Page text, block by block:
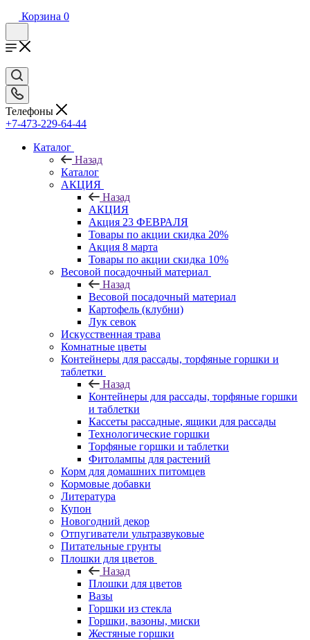
Корзина 0
Телефоны
+7-473-229-64-44
Каталог
Назад
Каталог
АКЦИЯ
Назад
АКЦИЯ
Акция 23 ФЕВРАЛЯ
Товары по акции скидка 20%
Акция 8 марта
Товары по акции скидка 10%
Весовой посадочный материал
Назад
Весовой посадочный материал
Картофель (клубни)
Лук севок
Искусственная трава
Комнатные цветы
Контейнеры для рассады, торфяные горшки и
таблетки
Назад
Контейнеры для рассады, торфяные горшки
и таблетки
Кассеты рассадные, ящики для рассады
Технологические горшки
Торфяные горшки и таблетки
Фитолампы для растений
Корм для домашних питомцев
Кормовые добавки
Литература
Купон
Новогодний декор
Отпугиватели ультразвуковые
Питательные грунты
Плошки для цветов
Назад
Плошки для цветов
Вазы
Горшки из стекла
Горшки, вазоны, миски
Жестяные горшки